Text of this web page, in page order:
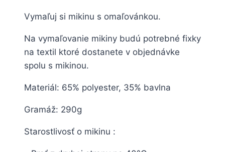
Vymaľuj si mikinu s omaľovánkou.
Na vymaľovanie mikiny budú potrebné fixky
na textil ktoré dostanete v objednávke
spolu s mikinou.
Materiál: 65% polyester, 35% bavlna
Gramáž: 290g
Starostlivosť o mikinu :